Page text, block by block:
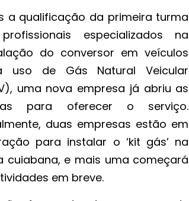
a qualificação da primeira turma
especializados na
do conversor em veículos
uso de Gás Natural Veicular
uma nova empresa já abriu as
para oferecer o serviço.
duas empresas estão em
para instalar o ‘kit gás’ na
cuiabana, e mais uma começará
em breve.